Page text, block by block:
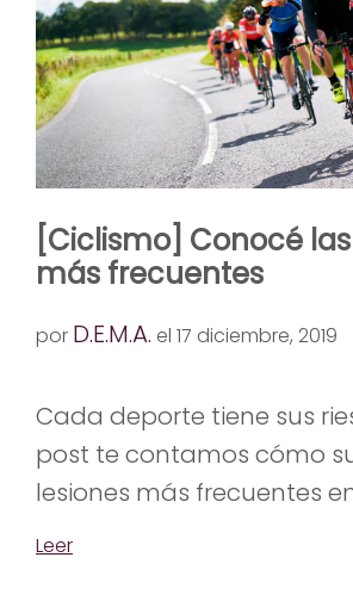
[Ciclismo] Conocé
más frecuentes
por D.E.M.A. el 17 diciembre, 2019
Cada deporte tiene sus
post te contamos cómo
lesiones más frecuentes
Leer